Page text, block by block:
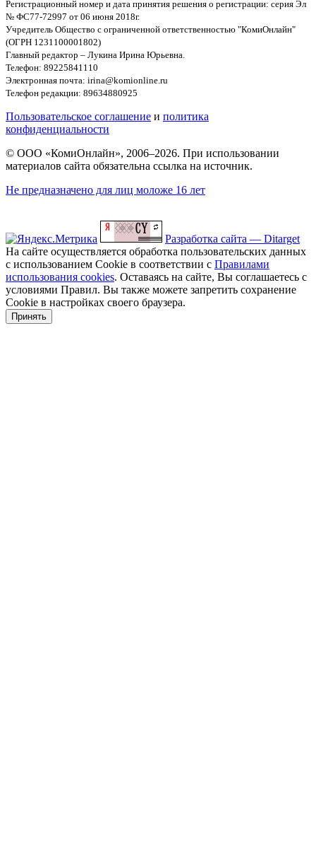
Регистрационный номер и дата принятия решения о регистрации: серия Эл
№ ФС77-72997 от 06 июня 2018г.
Учредитель Общество с ограниченной ответственностью "КомиОнлайн"
(ОГРН 1231100001802)
Главный редактор – Лукина Ирина Юрьевна.
Телефон: 89225841110
Электронная почта: irina@komionline.ru
Телефон редакции: 89634880925
Пользовательское соглашение и политика
конфиденциальности
© ООО «КомиОнлайн», 2006–2026. При использовании
материалов сайта обязательна ссылка на источник.
Не предназначено для лиц моложе 16 лет
Разработка сайта — Ditarget
На сайте осуществляется обработка пользовательских данных
с использованием Cookie в соответствии с Правилами
использования cookies. Оставаясь на сайте, Вы соглашаетесь с
условиями Правил. Вы также можете запретить сохранение
Cookie в настройках своего браузера.
Принять